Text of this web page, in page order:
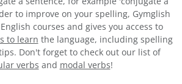
to improve on your spelling, Gymglish
courses and gives you access to
to learn the language, including spelling
Don't forget to check out our list of
verbs and modal verbs!